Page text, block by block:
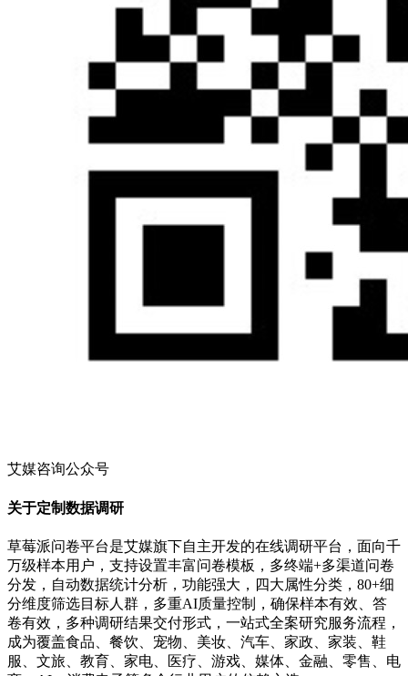
艾媒咨询公众号
关于定制数据调研
草莓派问卷平台是艾媒旗下自主开发的在线调研平台，面向千
万级样本用户，支持设置丰富问卷模板，多终端+多渠道问卷
分发，自动数据统计分析，功能强大，四大属性分类，80+细
分维度筛选目标人群，多重AI质量控制，确保样本有效、答
卷有效，多种调研结果交付形式，一站式全案研究服务流程，
成为覆盖食品、餐饮、宠物、美妆、汽车、家政、家装、鞋
服、文旅、教育、家电、医疗、游戏、媒体、金融、零售、电